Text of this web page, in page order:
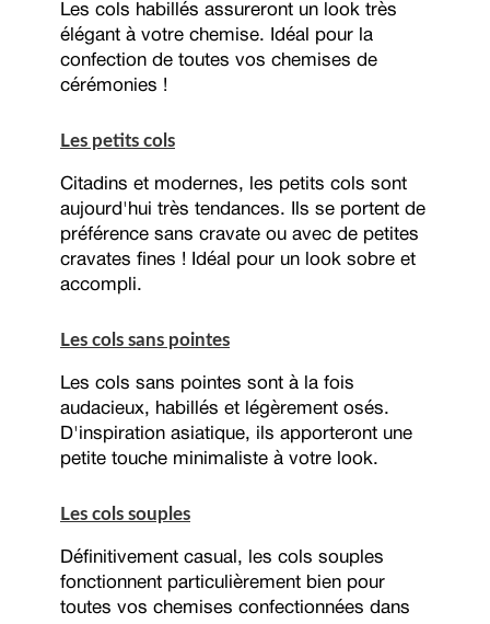
Les cols habillés assureront un look très
élégant à votre chemise. Idéal pour la
confection de toutes vos chemises de
cérémonies !
Les petits cols
Citadins et modernes, les petits cols sont
aujourd'hui très tendances. Ils se portent de
préférence sans cravate ou avec de petites
cravates fines ! Idéal pour un look sobre et
accompli.
Les cols sans pointes
Les cols sans pointes sont à la fois
audacieux, habillés et légèrement osés.
D'inspiration asiatique, ils apporteront une
petite touche minimaliste à votre look.
Les cols souples
Définitivement casual, les cols souples
fonctionnent particulièrement bien pour
toutes vos chemises confectionnées dans